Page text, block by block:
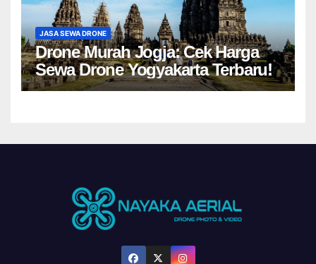
JASA SEWA DRONE
Drone Murah Jogja: Cek Harga
Sewa Drone Yogyakarta Terbaru!